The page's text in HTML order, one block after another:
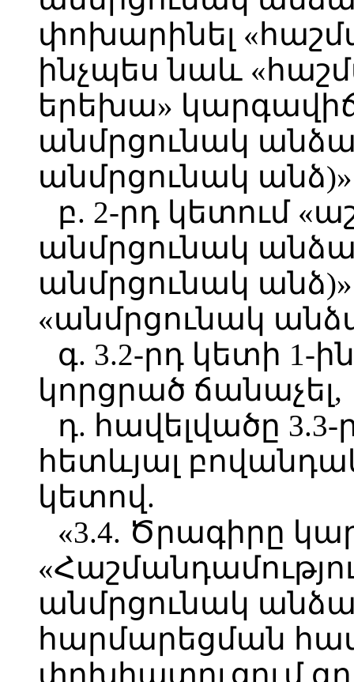
փոխարինել
ինչպես նաև
երեխա»
անմրցունակ
անմրցունակ
բ. 2-րդ կետում
անմրցունակ
անմրցունակ
«անմրցունակ
գ. 3.2-րդ կետի 1-
կորցրած ճանաչել,
դ. հավելվածը
հետևյալ
կետով.
«3.4. Ծրագիրը
անմրցունակ
հարմարեցման
փոխհատուցում